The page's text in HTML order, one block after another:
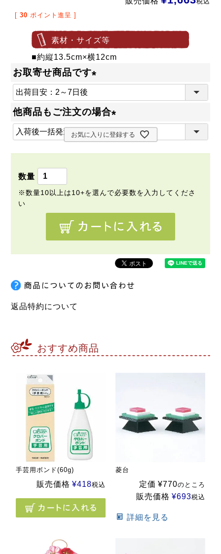
[ 30 ポイント進呈 ]
素材・サイズ等
■約縦13.5cm×横12cm
お取寄せ商品です
必
)
他商品もご注文の場合
(
必
お気に入りに登録する
返品特約について
おすすめ商品
手芸用ボンド(60g)
販売価格 ¥418税込
菱台
定価 ¥770のところ
販売価格 ¥693税込
詳細を見る